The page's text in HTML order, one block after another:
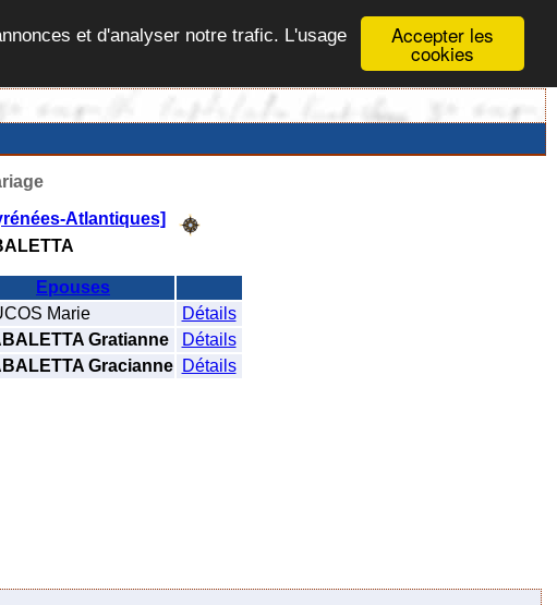
Accepter les
cookies
et d'analyser notre trafic. L'usage
Atlantiques]
Epouses
Marie
Détails
Gratianne
Détails
Gracianne Détails